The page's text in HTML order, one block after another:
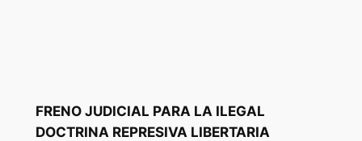
FRENO JUDICIAL PARA LA ILEGAL
DOCTRINA REPRESIVA LIBERTARIA